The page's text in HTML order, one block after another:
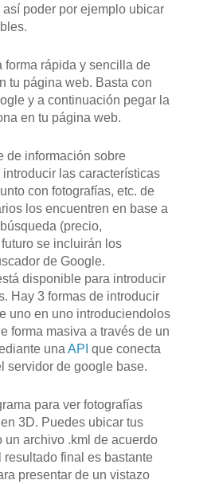
poder por ejemplo ubicar
forma rápida y sencilla de
tu página web. Basta con
y a continuación pegar la
en tu página web.
de información sobre
las características
con fotografías, etc. de
los encuentren en base a
(precio,
se incluirán los
de Google.
disponible para introducir
Hay 3 formas de introducir
uno en uno introduciendolos
forma masiva a través de un
una API que conecta
servidor de google base.
para ver fotografías
3D. Puedes ubicar tus
un archivo .kml de acuerdo
resultado final es bastante
presentar de un vistazo